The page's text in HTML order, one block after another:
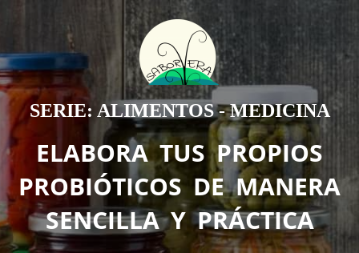
SERIE: ALIMENTOS - MEDICINA
ELABORA TUS PROPIOS
PROBIÓTICOS DE MANERA
SENCILLA Y PRÁCTICA